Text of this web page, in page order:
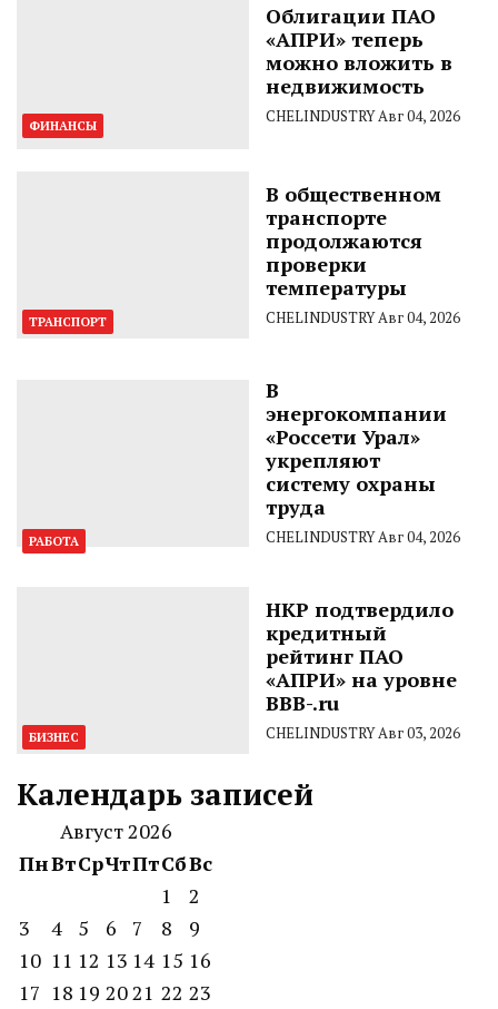
ФИНАНСЫ
Облигации ПАО
«АПРИ» теперь
можно вложить в
недвижимость
CHELINDUSTRYАвг 04, 2026
ТРАНСПОРТ
В общественном
транспорте
продолжаются
проверки
температуры
CHELINDUSTRYАвг 04, 2026
РАБОТА
В
энергокомпании
«Россети Урал»
укрепляют
систему охраны
труда
CHELINDUSTRYАвг 04, 2026
БИЗНЕС
НКР подтвердило
кредитный
рейтинг ПАО
«АПРИ» на уровне
BBB-.ru
CHELINDUSTRYАвг 03, 2026
Календарь записей
Август 2026
ПнВтСрЧтПтСбВс
1
2
3
4 5 6 7 8
9
10 11 12 13 14 15 16
17 18 19 2021 22 23